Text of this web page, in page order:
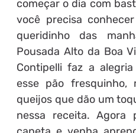
começar o dia com
você precisa
queridinho das
Pousada Alto da Boa
Contipelli faz a
esse pão fresquinho,
queijos que dão um
nessa receita.